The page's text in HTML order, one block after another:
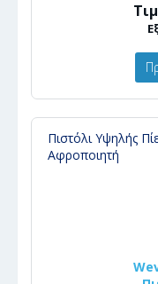
Πιστόλι Υψηλής
Αφροποιητή